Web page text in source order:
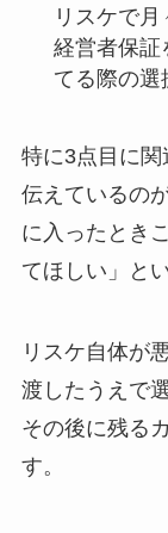
リスケで
経営者保証
てる際の選
特に3点目に関
伝えているの
に入ったとき
てほしい」と
リスケ自体が
渡したうえで
その後に残る
す。